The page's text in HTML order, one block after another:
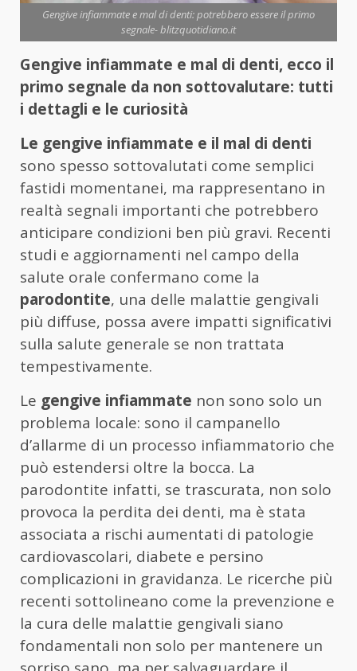
Gengive infiammate e mal di denti: potrebbero essere il primo
segnale- blitzquotidiano.it
Gengive infiammate e mal di denti, ecco il
primo segnale da non sottovalutare: tutti
i dettagli e le curiosità
Le gengive infiammate e il mal di denti
sono spesso sottovalutati come semplici
fastidi momentanei, ma rappresentano in
realtà segnali importanti che potrebbero
anticipare condizioni ben più gravi. Recenti
studi e aggiornamenti nel campo della
salute orale confermano come la
parodontite, una delle malattie gengivali
più diffuse, possa avere impatti significativi
sulla salute generale se non trattata
tempestivamente.
Le gengive infiammate non sono solo un
problema locale: sono il campanello
d’allarme di un processo infiammatorio che
può estendersi oltre la bocca. La
parodontite infatti, se trascurata, non solo
provoca la perdita dei denti, ma è stata
associata a rischi aumentati di patologie
cardiovascolari, diabete e persino
complicazioni in gravidanza. Le ricerche più
recenti sottolineano come la prevenzione e
la cura delle malattie gengivali siano
fondamentali non solo per mantenere un